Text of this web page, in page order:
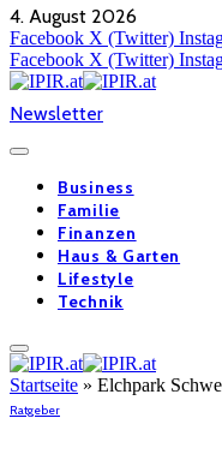
4. August 2026
Facebook X (Twitter)
Facebook X (Twitter)
Newsletter
Business
Familie
Finanzen
Haus & Garten
Lifestyle
Technik
Startseite » Elchpark
Ratgeber